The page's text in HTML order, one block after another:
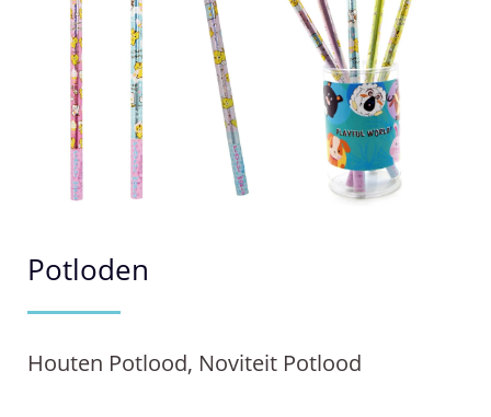
Potloden
Houten Potlood, Noviteit Potlood